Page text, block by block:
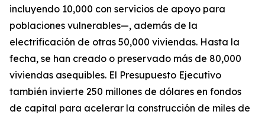
incluyendo 10,000 con servicios de apoyo para
poblaciones vulnerables—, además de la
electrificación de otras 50,000 viviendas. Hasta la
fecha, se han creado o preservado más de 80,000
viviendas asequibles. El Presupuesto Ejecutivo
también invierte 250 millones de dólares en fondos
de capital para acelerar la construcción de miles de